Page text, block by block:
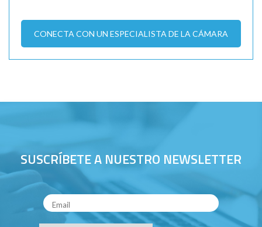
CONECTA CON UN ESPECIALISTA DE LA CÁMARA
SUSCRÍBETE A NUESTRO NEWSLETTER